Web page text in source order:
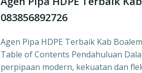
083856892726
Agen Pipa HDPE Terbaik Kab
Table of Contents Pendahuluan
perpipaan modern, kekuatan dan